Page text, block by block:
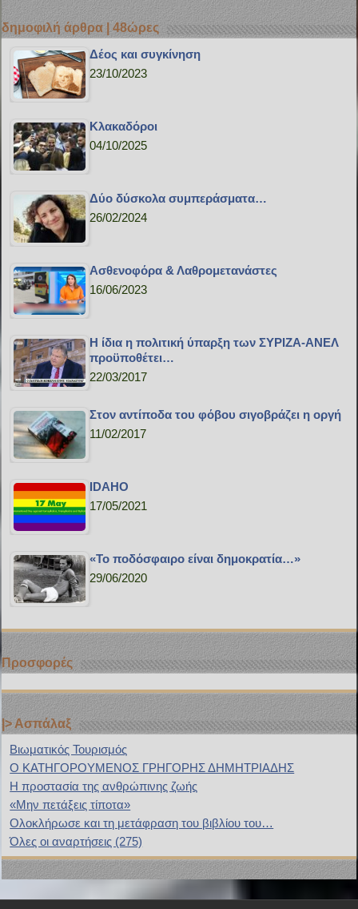
δημοφιλή άρθρα | 48ώρες
Δέος και συγκίνηση
23/10/2023
Κλακαδόροι
04/10/2025
Δύο δύσκολα συμπεράσματα…
26/02/2024
Ασθενοφόρα & Λαθρομετανάστες
16/06/2023
Η ίδια η πολιτική ύπαρξη των ΣΥΡΙΖΑ-ΑΝΕΛ
προϋποθέτει…
22/03/2017
Στον αντίποδα του φόβου σιγοβράζει η οργή
11/02/2017
IDAHO
17/05/2021
«Το ποδόσφαιρο είναι δημοκρατία…»
29/06/2020
Προσφορές
|> Ασπάλαξ
Bιωματικός Τουρισμός
Ο ΚΑΤΗΓΟΡΟΥΜΕΝΟΣ ΓΡΗΓΟΡΗΣ ΔΗΜΗΤΡΙΑΔΗΣ
H προστασία της ανθρώπινης ζωής
«Μην πετάξεις τίποτα»
Ολοκλήρωσε και τη μετάφραση του βιβλίου του…
Όλες οι αναρτήσεις (275)